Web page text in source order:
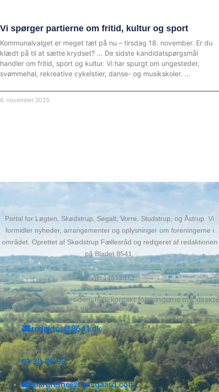
Vi spørger partierne om fritid, kultur og sport
Kommunalvalget er meget tæt på nu – tirsdag 18. november. Er du
klædt på til at sætte krydset? … De sidste kandidatspørgsmål
handler om fritid, sport og kultur. Vi har spurgt om ungesteder,
svømmehal, rekreative cykelstier, danse- og musikskoler.
8. november 2025
Portal for Løgten, Skødstrup, Segalt, Vorre, Studstrup, og Åstrup. Vi
formidler nyheder, arrangementer og oplysninger om foreningerne i
området. Oprettet af Skødstrup Fællesråd og redigeret af redaktionen
på Bladet 8541.
CVR: 14512373
Kontakt vedr. hjemmesiden: (NB: kontakt foreningerne mv. direkte
via underpunkterne til "Lokalområdet")
redaktor@8541.dk
(Birger Agergaard)
61 30 86 99
margrethe@thusgaard.com